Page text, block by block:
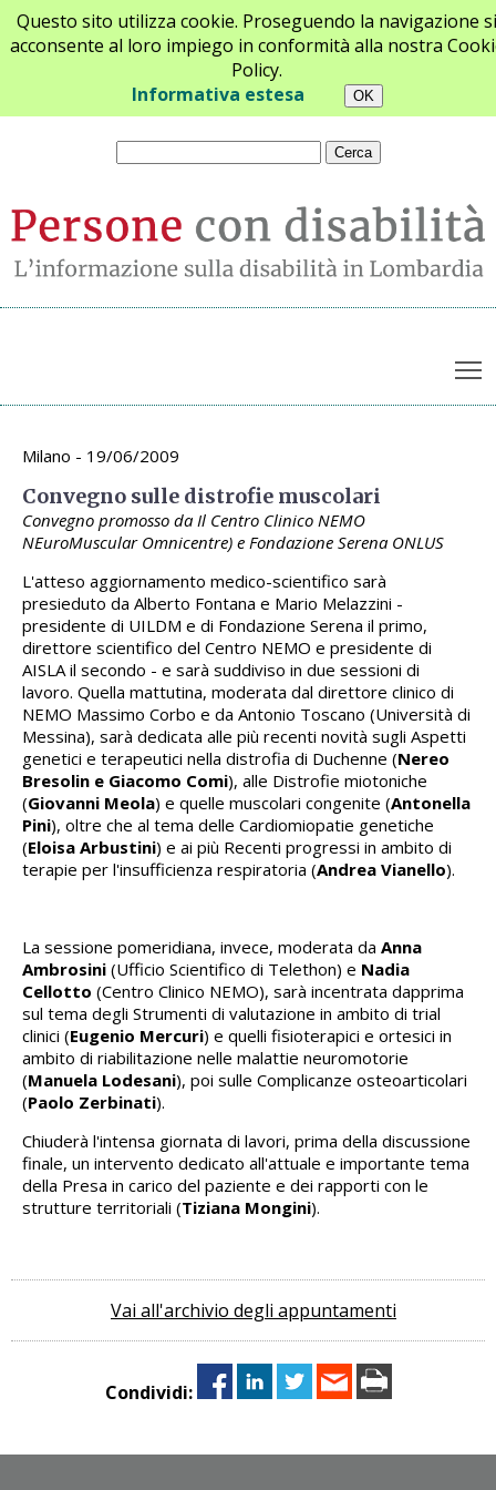
Questo sito utilizza cookie. Proseguendo la navigazione si
acconsente al loro impiego in conformità alla nostra
Policy.
Informativa estesa
Chi siamo Newsletter Contatti
Archivio appuntamenti
Milano - 19/06/2009
Convegno sulle distrofie muscolari
Convegno promosso da Il Centro Clinico NEMO
NEuroMuscular Omnicentre) e Fondazione Serena ONLUS
L'atteso aggiornamento medico-scientifico sarà
presieduto da Alberto Fontana e Mario Melazzini -
presidente di UILDM e di Fondazione Serena il primo,
direttore scientifico del Centro NEMO e presidente di
AISLA il secondo - e sarà suddiviso in due sessioni di
lavoro. Quella mattutina, moderata dal direttore clinico di
NEMO Massimo Corbo e da Antonio Toscano (Università di
Messina), sarà dedicata alle più recenti novità sugli Aspetti
genetici e terapeutici nella distrofia di Duchenne (Nereo
Bresolin e Giacomo Comi), alle Distrofie miotoniche
(Giovanni Meola) e quelle muscolari congenite (Antonella
Pini), oltre che al tema delle Cardiomiopatie genetiche
(Eloisa Arbustini) e ai più Recenti progressi in ambito di
terapie per l'insufficienza respiratoria (Andrea Vianello).
La sessione pomeridiana, invece, moderata da Anna
Ambrosini (Ufficio Scientifico di Telethon) e Nadia
Cellotto (Centro Clinico NEMO), sarà incentrata dapprima
sul tema degli Strumenti di valutazione in ambito di trial
clinici (Eugenio Mercuri) e quelli fisioterapici e ortesici in
ambito di riabilitazione nelle malattie neuromotorie
(Manuela Lodesani), poi sulle Complicanze osteoarticolari
(Paolo Zerbinati).
Chiuderà l'intensa giornata di lavori, prima della discussione
finale, un intervento dedicato all'attuale e importante tema
della Presa in carico del paziente e dei rapporti con le
strutture territoriali (Tiziana Mongini).
Vai all'archivio degli appuntamenti
Condividi: